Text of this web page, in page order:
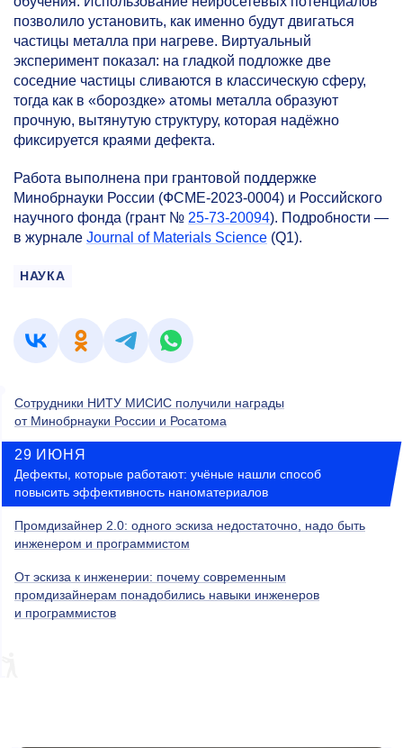
позволило установить, как именно будут двигаться
частицы металла при нагреве. Виртуальный
эксперимент показал: на гладкой подложке две
соседние частицы сливаются в классическую сферу,
тогда как в «бороздке» атомы металла образуют
прочную, вытянутую структуру, которая надёжно
фиксируется краями дефекта.
Работа выполнена при грантовой поддержке
Минобрнауки России (ФСМЕ-2023-0004) и Российского
научного фонда (грант № 25-73-20094). Подробности —
в журнале Journal of Materials Science (Q1).
НАУКА
Сотрудники НИТУ МИСИС получили награды
от Минобрнауки России и Росатома
29 ИЮНЯ
Дефекты, которые работают: учёные нашли способ
повысить эффективность наноматериалов
Промдизайнер 2.0: одного эскиза недостаточно, надо быть
инженером и программистом
От эскиза к инженерии: почему современным
промдизайнерам понадобились навыки инженеров
и программистов